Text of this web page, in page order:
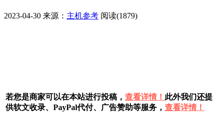
2023-04-30 来源： 主机参考 阅读(1879)
若您是商家可以在本站进行投稿， 查看详情！ 此外我们还提
供软文收录、PayPal代付、广告赞助等服务， 查看详情！